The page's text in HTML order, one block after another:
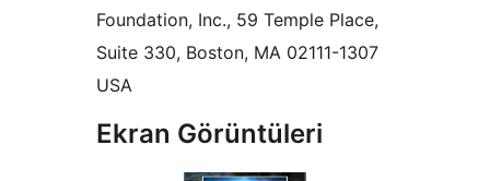
Foundation, Inc., 59 Temple Place,
Suite 330, Boston, MA 02111-1307
USA
Ekran Görüntüleri